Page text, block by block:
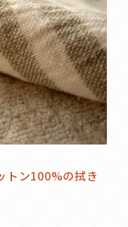
トン100%の拭き